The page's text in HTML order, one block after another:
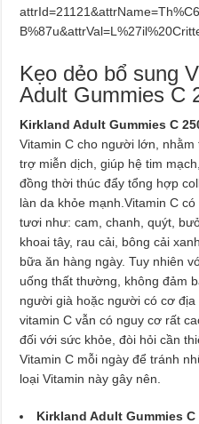
Kẹo dẻo bổ sung
Adult Gummies C
Kirkland Adult Gummies C
Vitamin C cho người lớn,
trợ miễn dịch, giúp hệ tim
đồng thời thúc đẩy tổng hợp
làn da khỏe mạnh.Vitamin C
tươi như: cam, chanh, quýt,
khoai tây, rau cải, bông cải
bữa ăn hàng ngày. Tuy nhiên
uống thất thường, không đảm
người già hoặc người có cơ
vitamin C vẫn có nguy cơ rất
đối với sức khỏe, đòi hỏi cần
Vitamin C mỗi ngày để tránh
loại Vitamin này gây nên.
Kirkland Adult Gummies C